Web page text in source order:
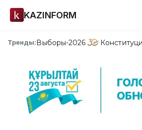
KAZINFORM
Тренды:Выборы-2026